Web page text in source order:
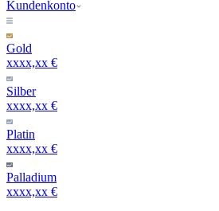
Kundenkonto
Gold
xxxx,xx €
Silber
xxxx,xx €
Platin
xxxx,xx €
Palladium
xxxx,xx €